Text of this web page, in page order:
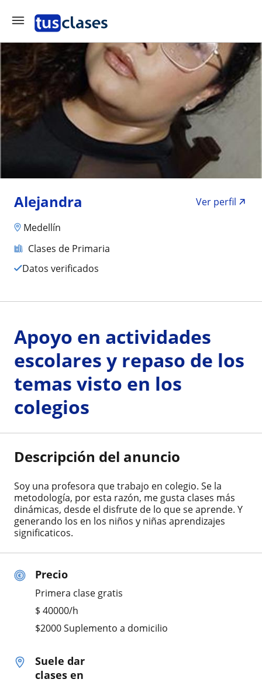
Alejandra
Ver perfil
Medellín
Clases de Primaria
Datos verificados
Precio
Primera clase gratis
$ 40000/h
$2000 Suplemento a domicilio
Suele dar
clases en
Apoyo en actividades
escolares y repaso de los
temas visto en los
colegios
Descripción del anuncio
Soy una profesora que trabajo en colegio. Se la
metodología, por esta razón, me gusta clases más
dinámicas, desde el disfrute de lo que se aprende. Y
generando los en los niños y niñas aprendizajes
significaticos.